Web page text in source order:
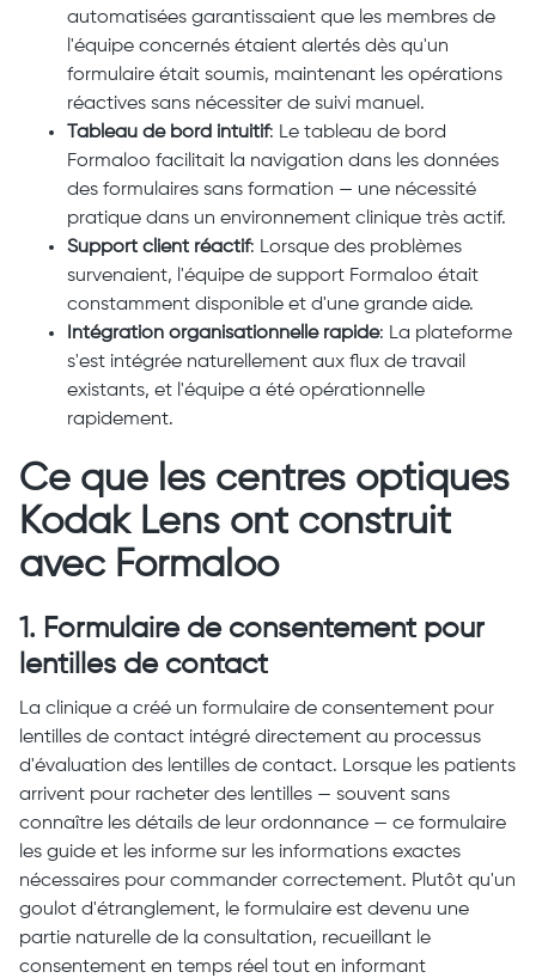
automatisées garantissaient que les membres de
l'équipe concernés étaient alertés dès qu'un
formulaire était soumis, maintenant les opérations
réactives sans nécessiter de suivi manuel.
Tableau de bord intuitif: Le tableau de bord
Formaloo facilitait la navigation dans les données
des formulaires sans formation — une nécessité
pratique dans un environnement clinique très actif.
Support client réactif: Lorsque des problèmes
survenaient, l'équipe de support Formaloo était
constamment disponible et d'une grande aide.
Intégration organisationnelle rapide: La plateforme
s'est intégrée naturellement aux flux de travail
existants, et l'équipe a été opérationnelle
rapidement.
Ce que les centres optiques
Kodak Lens ont construit
avec Formaloo
1. Formulaire de consentement pour
lentilles de contact
La clinique a créé un formulaire de consentement pour
lentilles de contact intégré directement au processus
d'évaluation des lentilles de contact. Lorsque les patients
arrivent pour racheter des lentilles — souvent sans
connaître les détails de leur ordonnance — ce formulaire
les guide et les informe sur les informations exactes
nécessaires pour commander correctement. Plutôt qu'un
goulot d'étranglement, le formulaire est devenu une
partie naturelle de la consultation, recueillant le
consentement en temps réel tout en informant